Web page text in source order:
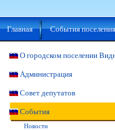
Главная События поселения
О городском поселении
Администрация
Совет депутатов
События
Новости